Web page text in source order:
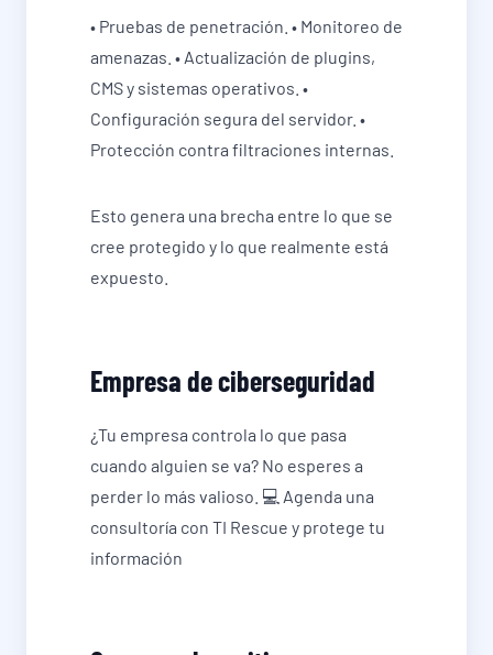
• Pruebas de penetración. • Monitoreo de
amenazas. • Actualización de plugins,
CMS y sistemas operativos. •
Configuración segura del servidor. •
Protección contra filtraciones internas.
Esto genera una brecha entre lo que se
cree protegido y lo que realmente está
expuesto.
Empresa de ciberseguridad
¿Tu empresa controla lo que pasa
cuando alguien se va? No esperes a
perder lo más valioso. 💻 Agenda una
consultoría con TI Rescue y protege tu
información